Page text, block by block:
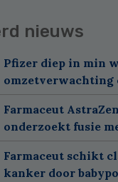
nieuws
Pfizer diep in min
omzetverwachting
Farmaceut
onderzoekt fusie
Farmaceut schikt
kanker door